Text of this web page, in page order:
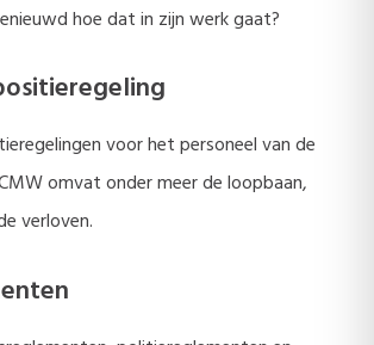
hoe dat in zijn werk gaat?
voor het personeel van de
omvat onder meer de loopbaan,
verloven.